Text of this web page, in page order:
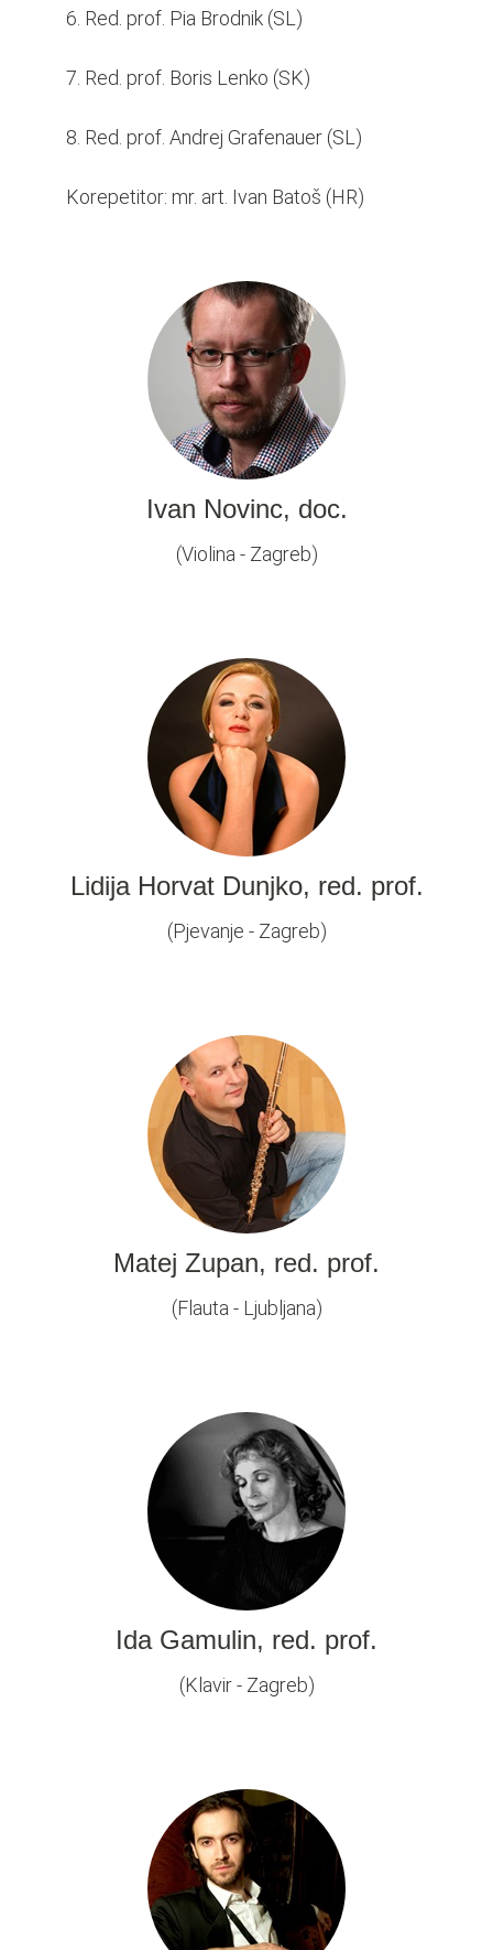
6. Red. prof. Pia Brodnik (SL)
7. Red. prof. Boris Lenko (SK)
8. Red. prof. Andrej Grafenauer (SL)
Korepetitor: mr. art. Ivan Batoš (HR)
Ivan Novinc, doc.
(Violina - Zagreb)
Lidija Horvat Dunjko, red. prof.
(Pjevanje - Zagreb)
Matej Zupan, red. prof.
(Flauta - Ljubljana)
Ida Gamulin, red. prof.
(Klavir - Zagreb)